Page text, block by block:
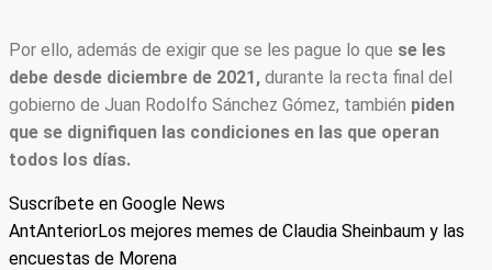
Por ello, además de exigir que se les pague lo que se les
debe desde diciembre de 2021, durante la recta final del
gobierno de Juan Rodolfo Sánchez Gómez, también piden
que se dignifiquen las condiciones en las que operan
todos los días.
Suscríbete en Google News
AntAnteriorLos mejores memes de Claudia Sheinbaum y las
encuestas de Morena